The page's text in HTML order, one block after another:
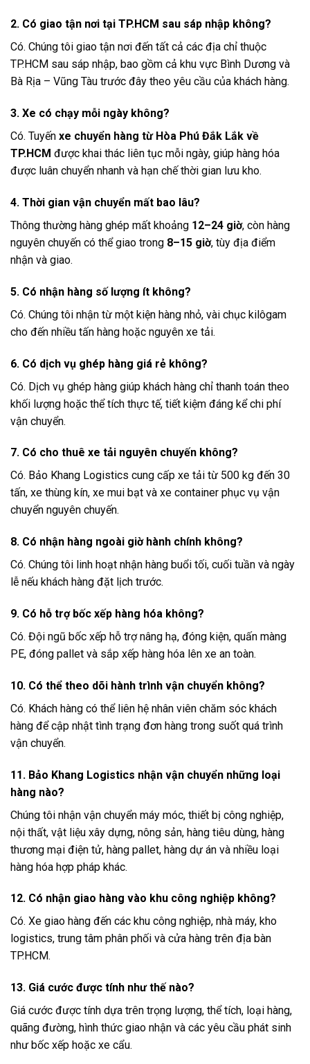
2. Có giao tận nơi tại TP.HCM sau sáp nhập không?
Có. Chúng tôi giao tận nơi đến tất cả các địa chỉ thuộc
TP.HCM sau sáp nhập, bao gồm cả khu vực Bình Dương và
Bà Rịa – Vũng Tàu trước đây theo yêu cầu của khách hàng.
3. Xe có chạy mỗi ngày không?
Có. Tuyến xe chuyển hàng từ Hòa Phú Đắk Lắk về
TP.HCM được khai thác liên tục mỗi ngày, giúp hàng hóa
được luân chuyển nhanh và hạn chế thời gian lưu kho.
4. Thời gian vận chuyển mất bao lâu?
Thông thường hàng ghép mất khoảng 12–24 giờ, còn hàng
nguyên chuyến có thể giao trong 8–15 giờ, tùy địa điểm
nhận và giao.
5. Có nhận hàng số lượng ít không?
Có. Chúng tôi nhận từ một kiện hàng nhỏ, vài chục kilôgam
cho đến nhiều tấn hàng hoặc nguyên xe tải.
6. Có dịch vụ ghép hàng giá rẻ không?
Có. Dịch vụ ghép hàng giúp khách hàng chỉ thanh toán theo
khối lượng hoặc thể tích thực tế, tiết kiệm đáng kể chi phí
vận chuyển.
7. Có cho thuê xe tải nguyên chuyến không?
Có. Bảo Khang Logistics cung cấp xe tải từ 500 kg đến 30
tấn, xe thùng kín, xe mui bạt và xe container phục vụ vận
chuyển nguyên chuyến.
8. Có nhận hàng ngoài giờ hành chính không?
Có. Chúng tôi linh hoạt nhận hàng buổi tối, cuối tuần và ngày
lễ nếu khách hàng đặt lịch trước.
9. Có hỗ trợ bốc xếp hàng hóa không?
Có. Đội ngũ bốc xếp hỗ trợ nâng hạ, đóng kiện, quấn màng
PE, đóng pallet và sắp xếp hàng hóa lên xe an toàn.
10. Có thể theo dõi hành trình vận chuyển không?
Có. Khách hàng có thể liên hệ nhân viên chăm sóc khách
hàng để cập nhật tình trạng đơn hàng trong suốt quá trình
vận chuyển.
11. Bảo Khang Logistics nhận vận chuyển những loại
hàng nào?
Chúng tôi nhận vận chuyển máy móc, thiết bị công nghiệp,
nội thất, vật liệu xây dựng, nông sản, hàng tiêu dùng, hàng
thương mại điện tử, hàng pallet, hàng dự án và nhiều loại
hàng hóa hợp pháp khác.
12. Có nhận giao hàng vào khu công nghiệp không?
Có. Xe giao hàng đến các khu công nghiệp, nhà máy, kho
logistics, trung tâm phân phối và cửa hàng trên địa bàn
TP.HCM.
13. Giá cước được tính như thế nào?
Giá cước được tính dựa trên trọng lượng, thể tích, loại hàng,
quãng đường, hình thức giao nhận và các yêu cầu phát sinh
như bốc xếp hoặc xe cẩu.